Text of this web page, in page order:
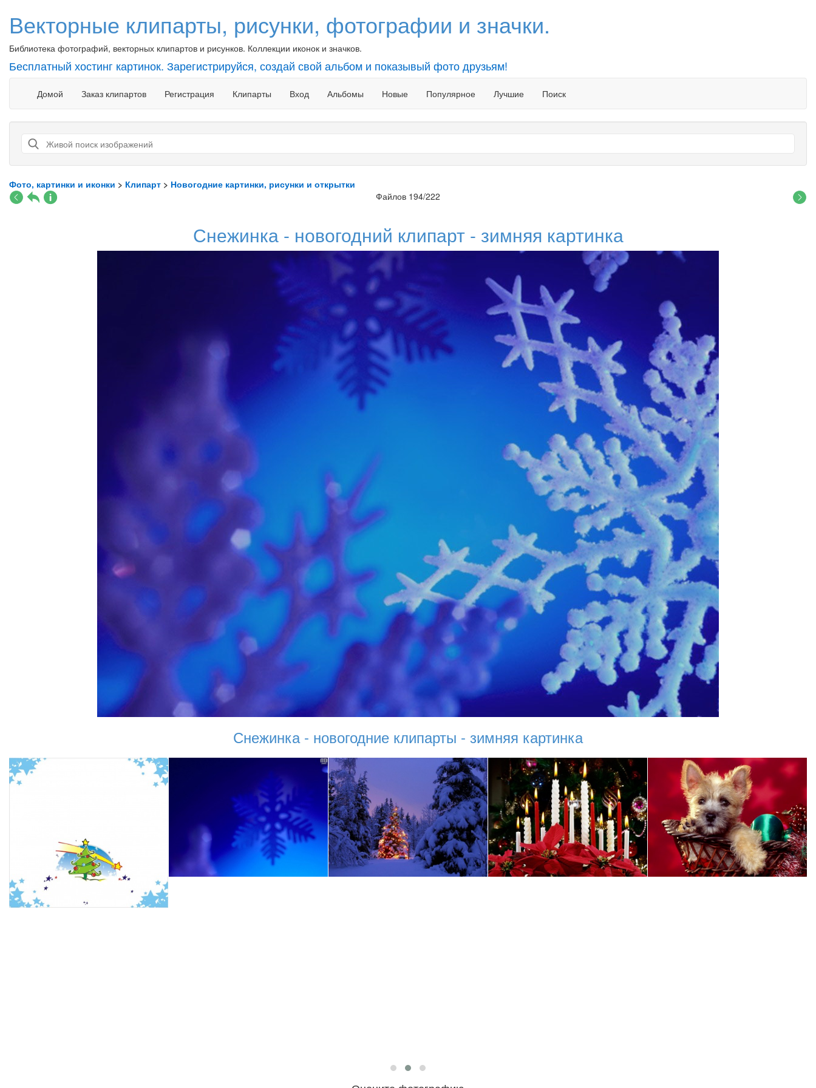
Векторные клипарты, рисунки, фотографии и значки.
Библиотека фотографий, векторных клипартов и рисунков. Коллекции иконок и значков.
Бесплатный хостинг картинок. Зарегистрируйся, создай свой альбом и показывый фото друзьям!
Домой Заказ клипартов Регистрация Клипарты Вход Альбомы Новые Популярное Лучшие Поиск
Фото, картинки и иконки > Клипарт > Новогодние картинки, рисунки и открытки
Файлов 194/222
Снежинка - новогодний клипарт - зимняя картинка
Снежинка - новогодние клипарты - зимняя картинка